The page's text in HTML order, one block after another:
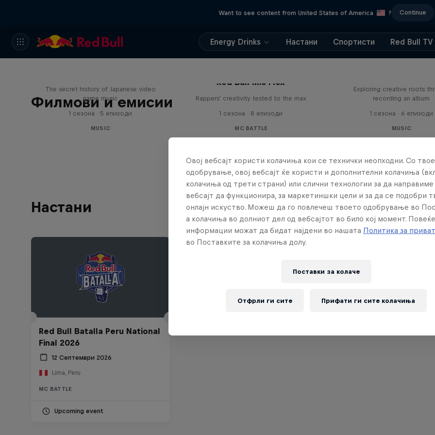
Want to see content from United States of America ? Continue
Energy Drinks Настани Спортисти Red Bull TV
Филмови и емисии
The secret history of Japanese video
game music
1 сезона · 5 епизоди
MUSIC
Red Bull Mic Flex
Rappers' creativity tested to the max
1 сезона · 8 епизоди
MC BATTLE
Exploring creative roots
recording an album
1 сезона · 6 епизоди
MUSIC
Настани
Red Bull Batalla Peru National
Final 2026
12 Септември 2026
Lima, Peru
MC BATTLE
Upcoming event
Овој вебсајт користи колачиња кои се технички неопходни. Со твое
одобрување, овој вебсајт ќе користи и дополнителни колачиња
колачиња од трети страни) или слични технологии за да
вебсајт да функционира, за маркетиншки цели и за да се подобри
онлајн искуство. Можеш да го повлечеш твоето одобрување во
а колачиња во долниот дел од вебсајтот во било кој момент. Повеќе
информации можат да бидат најдени во нашата Политика за
во Поставките за колачиња долу.
Поставки за колачe
Отфрли ги сите Прифати ги сите колачиња